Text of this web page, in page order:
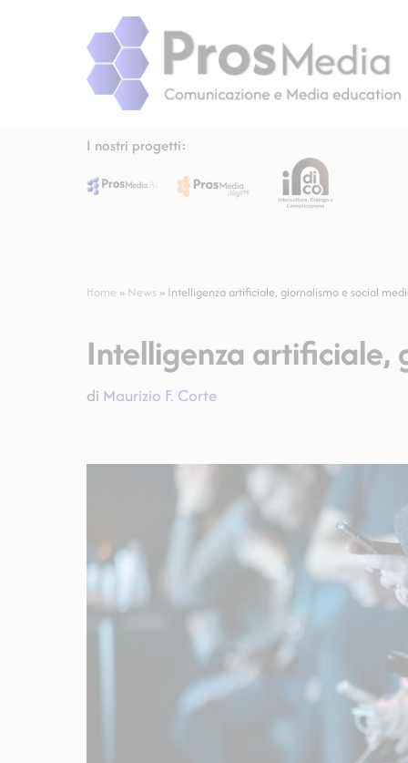
I nostri progetti:
Home » News » Intelligenza artificiale, giornalismo e social
Intelligenza artificiale,
di Maurizio F. Corte